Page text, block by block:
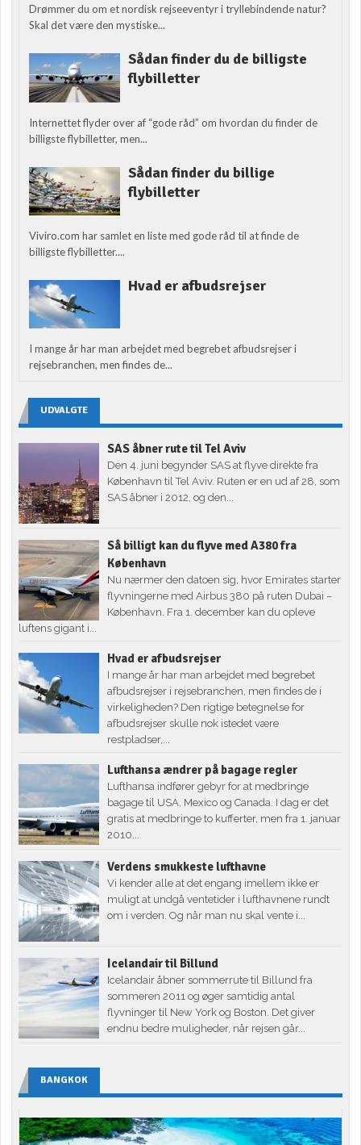
Drømmer du om et nordisk rejseeventyr i tryllebindende natur?
Skal det være den mystiske...
Sådan finder du de billigste
flybilletter
Internettet flyder over af “gode råd” om hvordan du finder de
billigste flybilletter, men...
Sådan finder du billige
flybilletter
Viviro.com har samlet en liste med gode råd til at finde de
billigste flybilletter....
Hvad er afbudsrejser
I mange år har man arbejdet med begrebet afbudsrejser i
rejsebranchen, men findes de...
UDVALGTE
SAS åbner rute til Tel Aviv
Den 4. juni begynder SAS at flyve direkte fra
København til Tel Aviv. Ruten er en ud af 28, som
SAS åbner i 2012, og den...
Så billigt kan du flyve med A380 fra
København
Nu nærmer den datoen sig, hvor Emirates starter
flyvningerne med Airbus 380 på ruten Dubai –
København. Fra 1. december kan du opleve
luftens gigant i...
Hvad er afbudsrejser
I mange år har man arbejdet med begrebet
afbudsrejser i rejsebranchen, men findes de i
virkeligheden? Den rigtige betegnelse for
afbudsrejser skulle nok istedet være
restpladser,...
Lufthansa ændrer på bagage regler
Lufthansa indfører gebyr for at medbringe
bagage til USA, Mexico og Canada. I dag er det
gratis at medbringe to kufferter, men fra 1. januar
2010...
Verdens smukkeste lufthavne
Vi kender alle at det engang imellem ikke er
muligt at undgå ventetider i lufthavnene rundt
om i verden. Og når man nu skal vente i...
Icelandair til Billund
Icelandair åbner sommerrute til Billund fra
sommeren 2011 og øger samtidig antal
flyvninger til New York og Boston. Det giver
endnu bedre muligheder, når rejsen går...
BANGKOK